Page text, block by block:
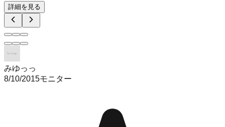
詳細を見る
みゆっっ
8/10/2015モニター